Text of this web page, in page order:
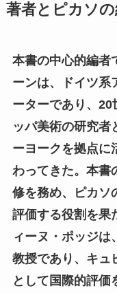
著者とピカソ
本書の中心的編者
ーンは、ドイツ系
ーターであり、20
ッパ美術の研究者
ーヨークを拠点に
わってきた。本書
修を務め、ピカソ
評価する役割を果
ィーヌ・ポッジは
教授であり、キュ
として国際的評価